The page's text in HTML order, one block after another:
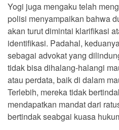
Yogi juga mengaku telah
polisi menyampaikan bahwa
akan turut dimintai klarifikasi
identifikasi. Padahal,
sebagai advokat yang
tidak bisa dihalang-halangi
atau perdata, baik di dalam
Terlebih, mereka tidak
mendapatkan mandat dari
bertindak seabgai kuasa